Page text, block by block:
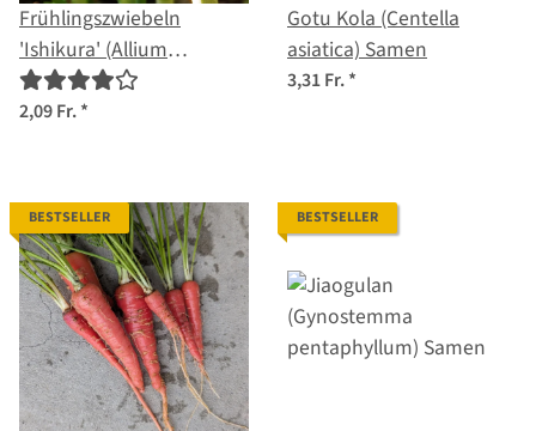
Frühlingszwiebeln
'Ishikura' (Allium
fistulosum) Samen
2,09 Fr.*
Gotu Kola (Centella
asiatica) Samen
3,31 Fr.*
BESTSELLER BESTSELLER